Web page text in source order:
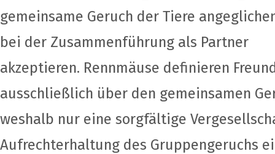
gemeinsame Geruch der Tiere
bei der Zusammenführung als Partner
akzeptieren. Rennmäuse definieren
ausschließlich über den gemeinsamen
weshalb nur eine sorgfältige
Aufrechterhaltung des Gruppengeruchs